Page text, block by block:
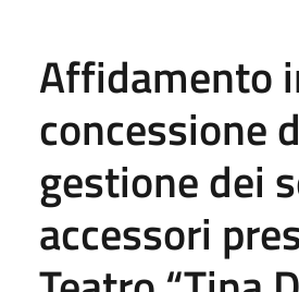
Affidamento
concessione
gestione dei
accessori